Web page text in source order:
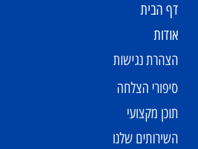
דף הבית
אודות
הצהרת נגישות
סיפורי הצלחה
תוכן מקצועי
השירותים שלנו